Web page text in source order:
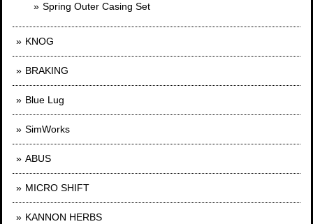
Spring Outer Casing Set
KNOG
BRAKING
Blue Lug
SimWorks
ABUS
MICRO SHIFT
KANNON HERBS